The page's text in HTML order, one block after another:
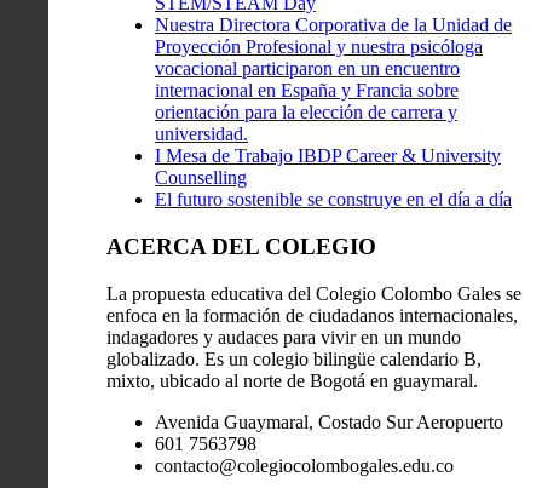
Nuestra Directora Corporativa de la Unidad de
Proyección Profesional y nuestra psicóloga
vocacional participaron en un encuentro
internacional en España y Francia sobre
orientación para la elección de carrera y
universidad.
I Mesa de Trabajo IBDP Career & University
Counselling
El futuro sostenible se construye en el día a día
ACERCA DEL COLEGIO
La propuesta educativa del Colegio Colombo Gales se
enfoca en la formación de ciudadanos internacionales,
indagadores y audaces para vivir en un mundo
globalizado. Es un colegio bilingüe calendario B,
mixto, ubicado al norte de Bogotá en guaymaral.
Avenida Guaymaral, Costado Sur Aeropuerto
601 7563798
contacto@colegiocolombogales.edu.co